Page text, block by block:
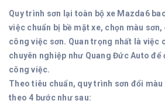
Quy trình sơn lại toàn bộ xe Mazda6
việc chuẩn bị bề mặt xe, chọn màu
công việc sơn. Quan trọng nhất là việc
chuyên nghiệp như Quang Đức Auto
công việc.
Theo tiêu chuẩn, quy trình sơn đổi
theo 4 bước như sau: